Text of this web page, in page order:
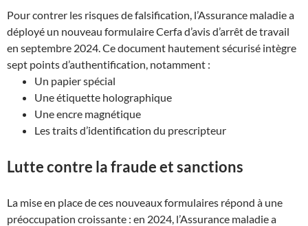
Pour contrer les risques de falsification, l’Assurance maladie a
déployé un nouveau formulaire Cerfa d’avis d’arrêt de travail
en septembre 2024. Ce document hautement sécurisé intègre
sept points d’authentification, notamment :
Un papier spécial
Une étiquette holographique
Une encre magnétique
Les traits d’identification du prescripteur
Lutte contre la fraude et sanctions
La mise en place de ces nouveaux formulaires répond à une
préoccupation croissante : en 2024, l’Assurance maladie a